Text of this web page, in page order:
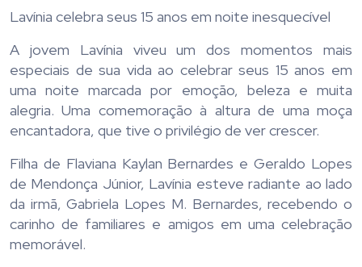
Lavínia celebra seus 15 anos em noite inesquecível
A jovem Lavínia viveu um dos momentos mais
especiais de sua vida ao celebrar seus 15 anos em
uma noite marcada por emoção, beleza e muita
alegria. Uma comemoração à altura de uma moça
encantadora, que tive o privilégio de ver crescer.
Filha de Flaviana Kaylan Bernardes e Geraldo Lopes
de Mendonça Júnior, Lavínia esteve radiante ao lado
da irmã, Gabriela Lopes M. Bernardes, recebendo o
carinho de familiares e amigos em uma celebração
memorável.